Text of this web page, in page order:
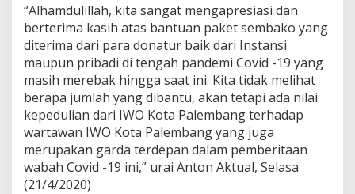
t
u
k
n
g
g
o
t
a
S
e
“Alhamdulillah, kita sangat mengapresiasi dan
berterima kasih atas bantuan paket sembako yang
diterima dari para donatur baik dari Instansi
maupun pribadi di tengah pandemi Covid -19 yang
masih merebak hingga saat ini. Kita tidak melihat
berapa jumlah yang dibantu, akan tetapi ada nilai
kepedulian dari IWO Kota Palembang terhadap
wartawan IWO Kota Palembang yang juga
merupakan garda terdepan dalam pemberitaan
wabah Covid -19 ini,” urai Anton Aktual, Selasa
(21/4/2020)